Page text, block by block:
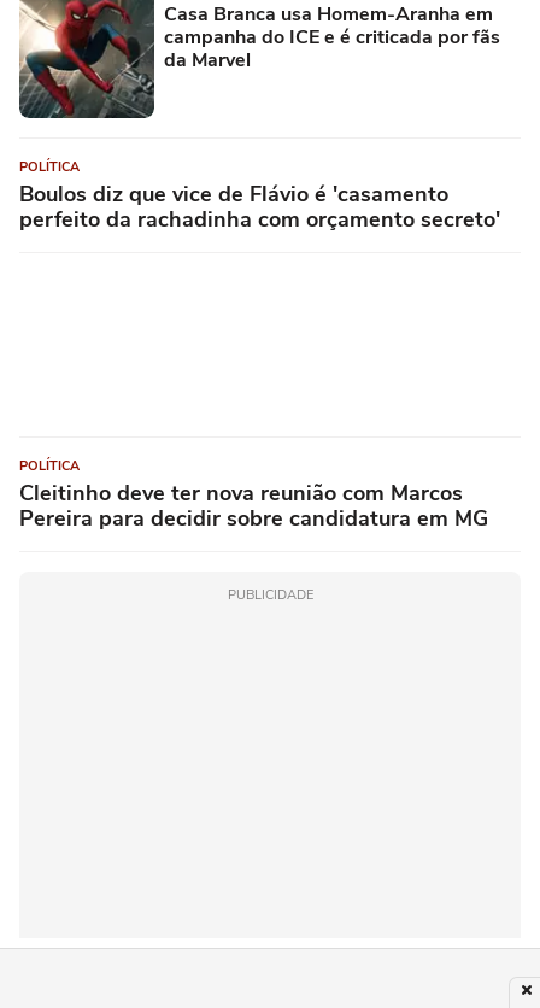
Casa Branca usa Homem-Aranha em
campanha do ICE e é criticada por fãs
da Marvel
POLÍTICA
Boulos diz que vice de Flávio é 'casamento
perfeito da rachadinha com orçamento secreto'
POLÍTICA
Cleitinho deve ter nova reunião com Marcos
Pereira para decidir sobre candidatura em MG
PUBLICIDADE